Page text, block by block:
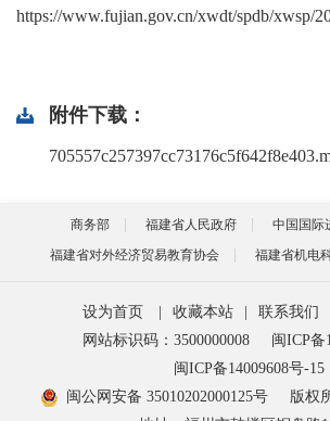
https://www.fujian.gov.cn/xwdt/spdb/xwsp/
附件下载：
商务部 福建省人民政府
中国国际
福建省对外经济贸易教育协会
福建省机电
设为首页 收藏本站 联系我们
网站标识码：3500000008
闽ICP备
闽ICP备14009608号-15
闽公网安备 35010202000125号
版权